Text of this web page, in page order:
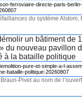
du système Alstom,
un bâtiment de
du nouveau pavillon
à la bataille politique
Pivet au nom de